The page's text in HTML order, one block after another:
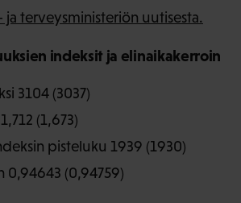
ja terveysministeriön uutisesta.
indeksit ja elinaikakerroin
3104 (3037)
(1,673)
pisteluku 1939 (1930)
0,94643 (0,94759)